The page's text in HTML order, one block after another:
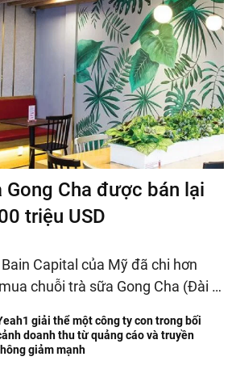
Gong Cha được bán lại
triệu USD
Capital của Mỹ đã chi hơn
chuỗi trà sữa Gong Cha (Đài …
giải thể một công ty con trong bối
doanh thu từ quảng cáo và truyền
giảm mạnh